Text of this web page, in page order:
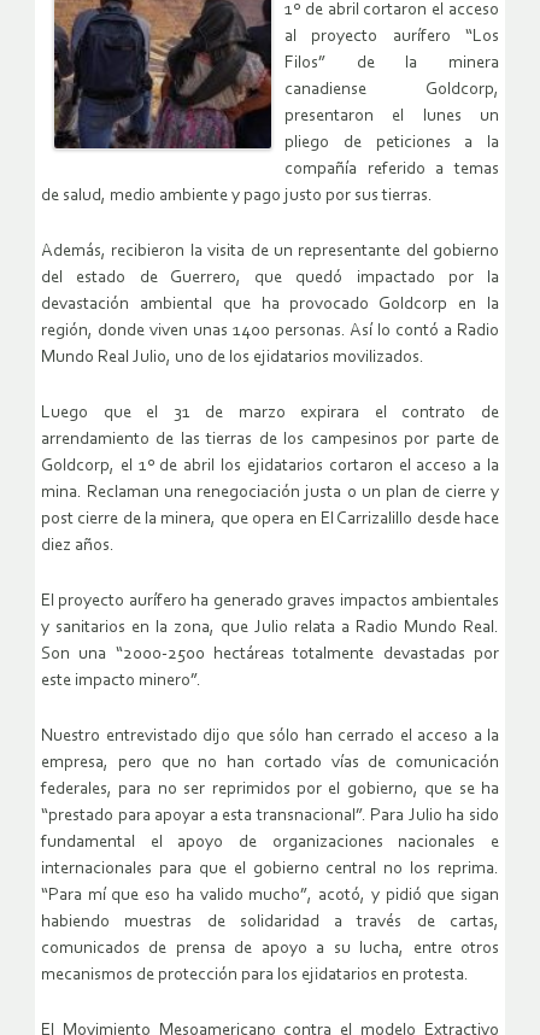
1º de abril cortaron el acceso
al proyecto aurífero “Los
Filos” de la minera
canadiense Goldcorp,
presentaron el lunes un
pliego de peticiones a la
compañía referido a temas
de salud, medio ambiente y pago justo por sus tierras.
Además, recibieron la visita de un representante del gobierno
del estado de Guerrero, que quedó impactado por la
devastación ambiental que ha provocado Goldcorp en la
región, donde viven unas 1400 personas. Así lo contó a Radio
Mundo Real Julio, uno de los ejidatarios movilizados.
Luego que el 31 de marzo expirara el contrato de
arrendamiento de las tierras de los campesinos por parte de
Goldcorp, el 1º de abril los ejidatarios cortaron el acceso a la
mina. Reclaman una renegociación justa o un plan de cierre y
post cierre de la minera, que opera en El Carrizalillo desde hace
diez años.
El proyecto aurífero ha generado graves impactos ambientales
y sanitarios en la zona, que Julio relata a Radio Mundo Real.
Son una “2000-2500 hectáreas totalmente devastadas por
este impacto minero”.
Nuestro entrevistado dijo que sólo han cerrado el acceso a la
empresa, pero que no han cortado vías de comunicación
federales, para no ser reprimidos por el gobierno, que se ha
“prestado para apoyar a esta transnacional”. Para Julio ha sido
fundamental el apoyo de organizaciones nacionales e
internacionales para que el gobierno central no los reprima.
“Para mí que eso ha valido mucho”, acotó, y pidió que sigan
habiendo muestras de solidaridad a través de cartas,
comunicados de prensa de apoyo a su lucha, entre otros
mecanismos de protección para los ejidatarios en protesta.
El Movimiento Mesoamericano contra el modelo Extractivo